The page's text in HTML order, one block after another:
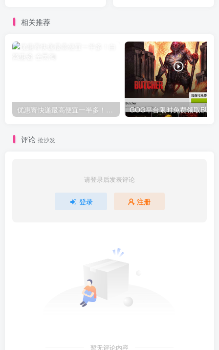
相关推荐
优惠寄快递最高便宜一半多！白鸽惠递
评论 抢沙发
请登录后发表评论
登录 注册
暂无评论内容